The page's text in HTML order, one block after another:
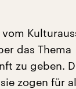
das Thema
zu geben.
zogen für